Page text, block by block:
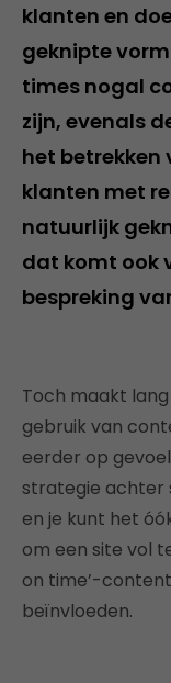
klanten en
geknipte
times nogal
zijn, evenals
het
klanten met
natuurlijk
dat komt ook
bespreking
Toch maakt
gebruik van
eerder op
strategie achter
en je kunt het
om een site vol
on time’-
beïnvloeden.